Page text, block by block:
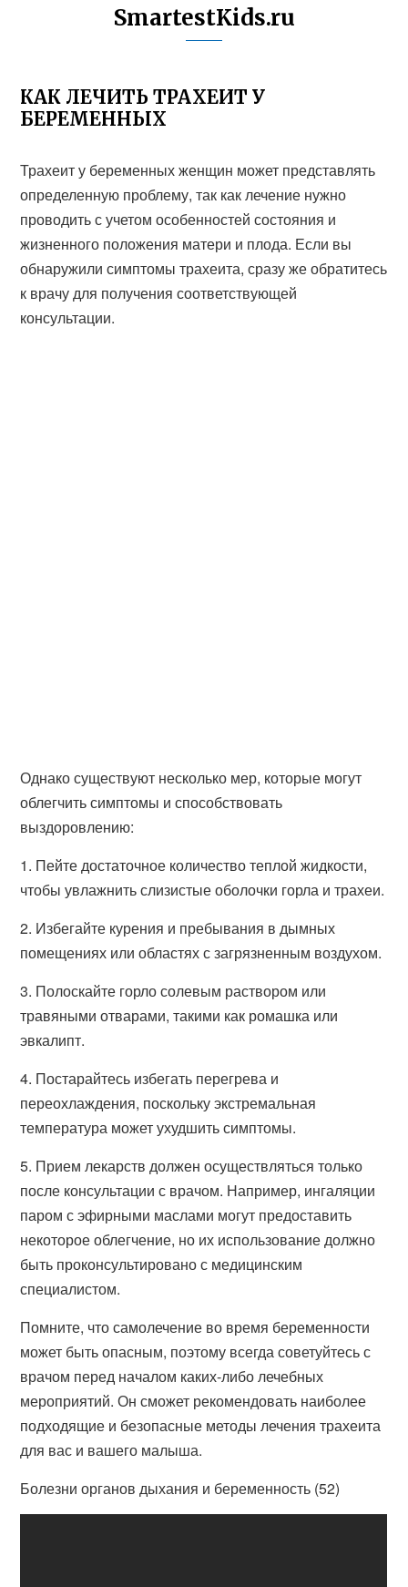
SmartestKids.ru
КАК ЛЕЧИТЬ ТРАХЕИТ У
БЕРЕМЕННЫХ
Трахеит у беременных женщин может представлять
определенную проблему, так как лечение нужно
проводить с учетом особенностей состояния и
жизненного положения матери и плода. Если вы
обнаружили симптомы трахеита, сразу же обратитесь
к врачу для получения соответствующей
консультации.
Однако существуют несколько мер, которые могут
облегчить симптомы и способствовать
выздоровлению:
1. Пейте достаточное количество теплой жидкости,
чтобы увлажнить слизистые оболочки горла и трахеи.
2. Избегайте курения и пребывания в дымных
помещениях или областях с загрязненным воздухом.
3. Полоскайте горло солевым раствором или
травяными отварами, такими как ромашка или
эвкалипт.
4. Постарайтесь избегать перегрева и
переохлаждения, поскольку экстремальная
температура может ухудшить симптомы.
5. Прием лекарств должен осуществляться только
после консультации с врачом. Например, ингаляции
паром с эфирными маслами могут предоставить
некоторое облегчение, но их использование должно
быть проконсультировано с медицинским
специалистом.
Помните, что самолечение во время беременности
может быть опасным, поэтому всегда советуйтесь с
врачом перед началом каких-либо лечебных
мероприятий. Он сможет рекомендовать наиболее
подходящие и безопасные методы лечения трахеита
для вас и вашего малыша.
Болезни органов дыхания и беременность (52)